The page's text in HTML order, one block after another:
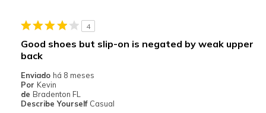
Casual Wear
Travel
Sizing
View On Shoes
4
Good shoes but slip-on is negated by weak upper
back
Enviado há 8 meses
Por Kevin
de Bradenton FL
Describe Yourself Casual